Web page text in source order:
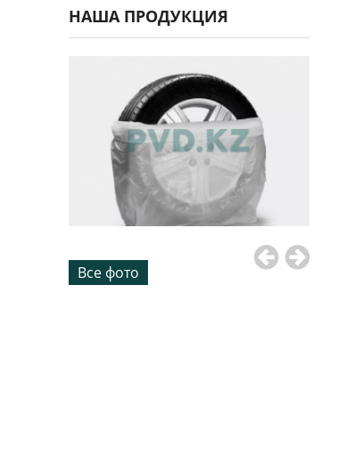
НАША ПРОДУКЦИЯ
Все фото